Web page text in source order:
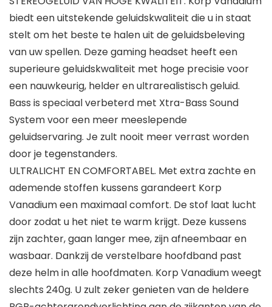
biedt een uitstekende geluidskwaliteit die u in staat
stelt om het beste te halen uit de geluidsbeleving
van uw spellen. Deze gaming headset heeft een
superieure geluidskwaliteit met hoge precisie voor
een nauwkeurig, helder en ultrarealistisch geluid.
Bass is speciaal verbeterd met Xtra-Bass Sound
System voor een meer meeslepende
geluidservaring. Je zult nooit meer verrast worden
door je tegenstanders.
ULTRALICHT EN COMFORTABEL. Met extra zachte en
ademende stoffen kussens garandeert Korp
Vanadium een maximaal comfort. De stof laat lucht
door zodat u het niet te warm krijgt. Deze kussens
zijn zachter, gaan langer mee, zijn afneembaar en
wasbaar. Dankzij de verstelbare hoofdband past
deze helm in alle hoofdmaten. Korp Vanadium weegt
slechts 240g. U zult zeker genieten van de heldere